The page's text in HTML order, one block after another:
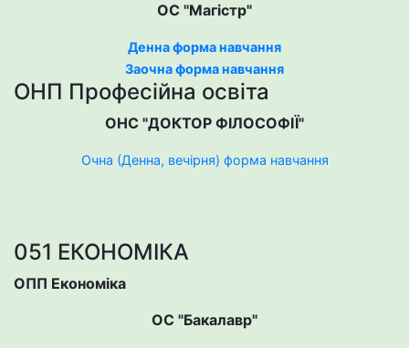
ОС "Магістр"
Денна форма навчання
Заочна форма навчання
ОНП Професійна освіта
ОНС "ДОКТОР ФІЛОСОФІЇ"
Очна (Денна, вечірня) форма навчання
051 ЕКОНОМІКА
ОПП Економіка
ОС "Бакалавр"